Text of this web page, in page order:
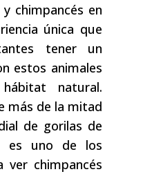
chimpancés en
única que
tener un
estos animales
natural.
más de la mitad
de gorilas de
es uno de los
ver chimpancés